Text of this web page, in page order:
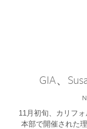
GIA、
11月初旬、カリフ
本部で開催された